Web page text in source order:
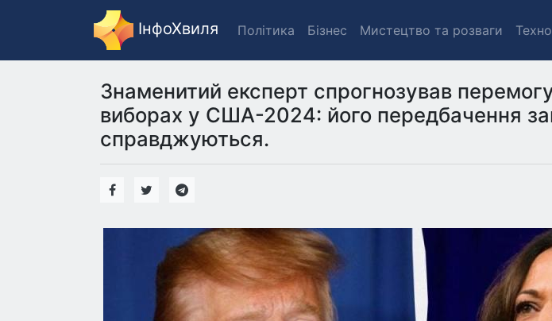
ІнфоХвиля Політика Бізнес Мистецтво та розваги
Знаменитий експерт спрогнозував
виборах у США-2024: його передбачення
справджуються.